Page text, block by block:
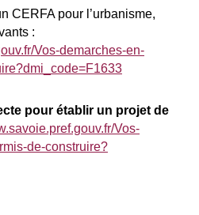
CERFA pour l’urbanisme,
:
Vos-demarches-en-
pour établir un projet de
Vos-
de-construire?